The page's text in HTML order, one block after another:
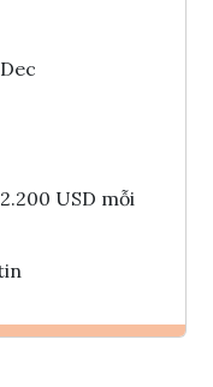
USD mỗi